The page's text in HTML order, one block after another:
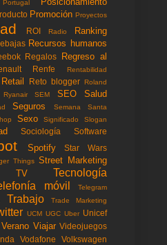
Portugal
Promoción Proyectos
ROI Radio Ranking
Recursos humanos
Regalos
Regreso al
Renfe Rentabilidad
Retail Reto blogger Roland
Ryanair SEM SEO
Salud
Seguros Semana Santa
Sexo Significado Slogan
Sociología Software
Spotify
Star Wars
Things Street Marketing
TV Tecnología
móvil Telegram
Trabajo Trade Marketing
UCM UGC Uber Unicef
Verano Viajar Videojuegos
Vodafone Volkswagen